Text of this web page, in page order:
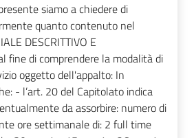
siamo a chiedere di
quanto contenuto nel
DESCRITTIVO E
fine di comprendere la modalità di
oggetto dell'appalto: In
- l’art. 20 del Capitolato indica
da assorbire: numero di
ore settimanale di: 2 full time